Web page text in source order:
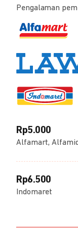
Pengalaman
Rp5.000
Alfamart,
Rp6.500
Indomaret